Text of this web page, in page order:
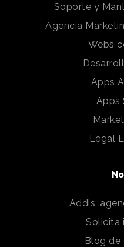
Soporte y
Agencia
Webs
Apps
Apps
Legal
Addis,
Solicita
Blog de